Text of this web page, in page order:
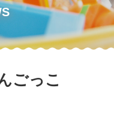
ごっこ